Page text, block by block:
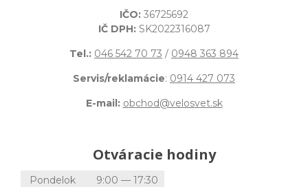
IČO: 36725692
IČ DPH: SK2022316087
Tel.: 046 542 70 73 / 0948 363 894
Servis/reklamácie: 0914 427 073
E-mail: obchod@velosvet.sk
Otváracie hodiny
Pondelok
9:00 — 17:30